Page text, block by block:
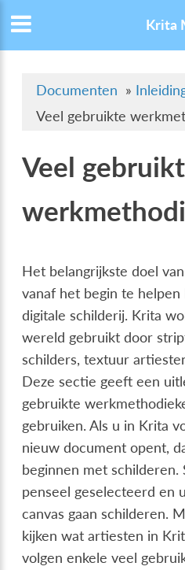
Krita
Documenten »
Veel gebruikte
Veel
Het belangrijkste doel
vanaf het begin te
digitale schilderij. Krita
wereld gebruikt door
schilders, textuur
Deze sectie geeft een
gebruikte
gebruiken. Als u in Krita
nieuw document opent,
beginnen met schilderen.
penseel geselecteerd en
canvas gaan schilderen.
kijken wat artiesten in
volgen enkele veel